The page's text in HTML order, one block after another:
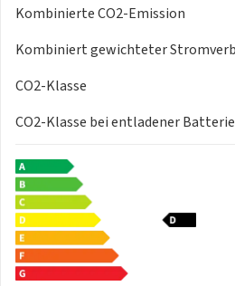
Kombinierte CO2-Emission
CO2-Klasse
CO2-Klasse bei entladener Batterie